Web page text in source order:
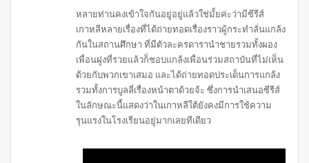
หลายท่านคงเข้าใจกันอยู่อยู่แล้วใช่มั้ยค่ะว่ามีซีรีส์
เกาหลีหลายเรื่องที่ได้ถ่ายทอดเรื่องราวผู้กระทำลั่นแกล้ง
กันในสถานศึกษา ที่มีตัวละครดารานำชายรวมทั้งผอง
เพื่อนฝูงที่รวยแล้วก็ชอบแกล้งเพื่อนร่วมสถาบันที่ไม่เห็น
ด้วยกับพวกเขาเสมอ และได้ถ่ายทอดประเด็นการแกล้ง
รวมทั้งการบูลลี่เรื่องหน้าตาด้วยจ้ะ ซึ่งการนำเสนอซีรีส์
ในลักษณะนี้แสดงว่าในเกาหลีใต้ยังคงมีการใช้ความ
รุนแรงในโรงเรียนอยู่มากเลยทีเดียว